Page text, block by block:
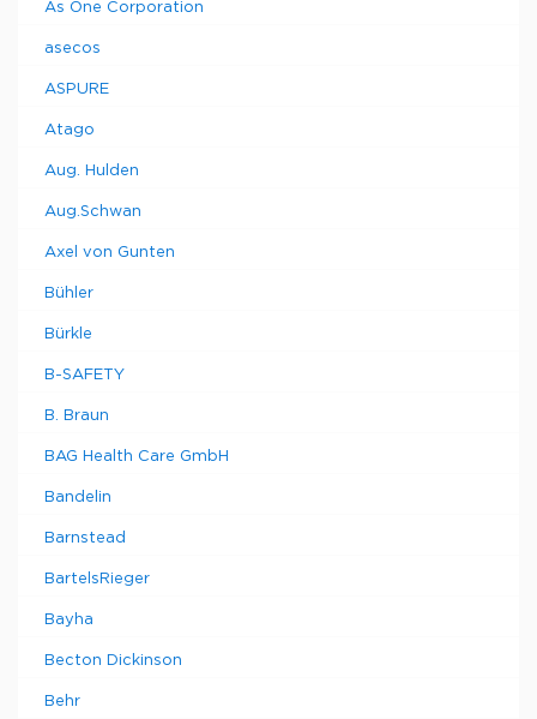
As One Corporation
asecos
ASPURE
Atago
Aug. Hulden
Aug.Schwan
Axel von Gunten
Bühler
Bürkle
B-SAFETY
B. Braun
BAG Health Care GmbH
Bandelin
Barnstead
BartelsRieger
Bayha
Becton Dickinson
Behr